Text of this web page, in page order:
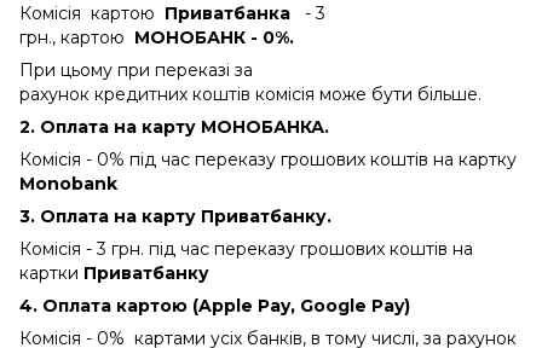
Комісія картою Приватбанка - 3
грн., картою МОНОБАНК - 0%.
При цьому при переказі за
рахунок кредитних коштів комісія може бути більше.
2. Оплата на карту МОНОБАНКА.
Комісія - 0% під час переказу грошових коштів на картку
Monobank
3. Оплата на карту Приватбанку.
Комісія - 3 грн. під час переказу грошових коштів на
картки Приватбанку
4. Оплата картою (Apple Pay, Google Pay)
Комісія - 0% картами усіх банків, в тому числі, за рахунок